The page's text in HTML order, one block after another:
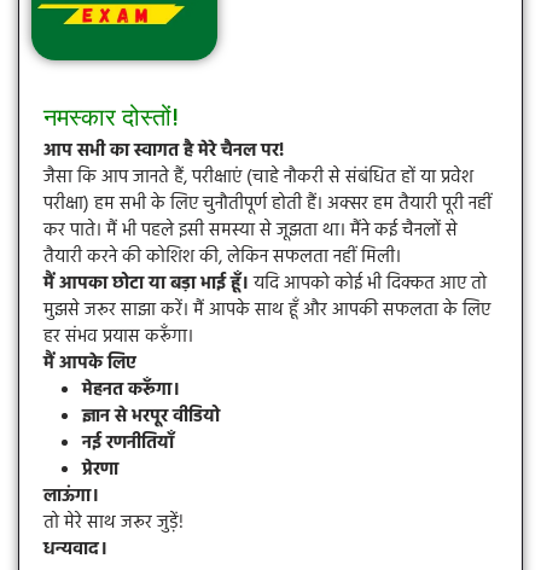
नमस्कार दोस्तों!
आप सभी का स्वागत है मेरे चैनल पर!
जैसा कि आप जानते हैं, परीक्षाएं (चाहे नौकरी से संबंधित हों या प्रवेश
परीक्षा) हम सभी के लिए चुनौतीपूर्ण होती हैं। अक्सर हम तैयारी पूरी नहीं
कर पाते। मैं भी पहले इसी समस्या से जूझता था। मैंने कई चैनलों से
तैयारी करने की कोशिश की, लेकिन सफलता नहीं मिली।
मैं आपका छोटा या बड़ा भाई हूँ।यदि आपको कोई भी दिक्कत आए तो
मुझसे जरूर साझा करें। मैं आपके साथ हूँ और आपकी सफलता के लिए
हर संभव प्रयास करूँगा।
मैं आपके लिए
मेहनत करूँगा।
ज्ञान से भरपूर वीडियो
नई रणनीतियाँ
प्रेरणा
लाऊंगा।
तो मेरे साथ जरूर जुड़ें!
धन्यवाद।